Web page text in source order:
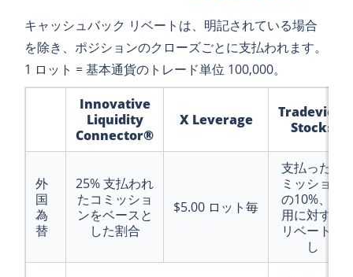
キャッシュバック リベートは、明記されている場合
を除き、ポジションのクローズごとに支払われます。
1 ロット = 基本通貨のトレード単位 100,000。
Innovative
Liquidity
Connector®
X Leverage
Tradeview
Stocks
外
国
為
替
25%支払われ
たコミッショ
ンをベースと
した割合
$5.00 ロット毎
支払ったコ
ミッション
の10%、費
用に対する
リベート無
し